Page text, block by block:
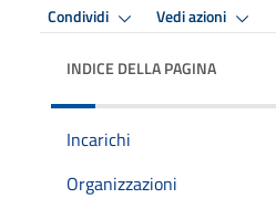
Condividi Vedi azioni
INDICE DELLA PAGINA
Incarichi
Organizzazioni